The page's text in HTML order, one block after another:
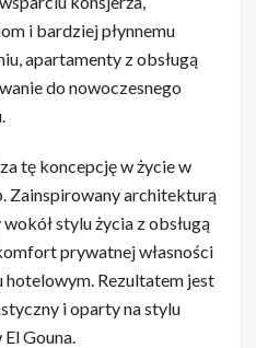
i bardziej płynnemu
apartamenty z obsługą
do nowoczesnego
tę koncepcję w życie w
Zainspirowany architekturą
stylu życia z obsługą
prywatnej własności
hotelowym. Rezultatem jest
i oparty na stylu
Gouna.